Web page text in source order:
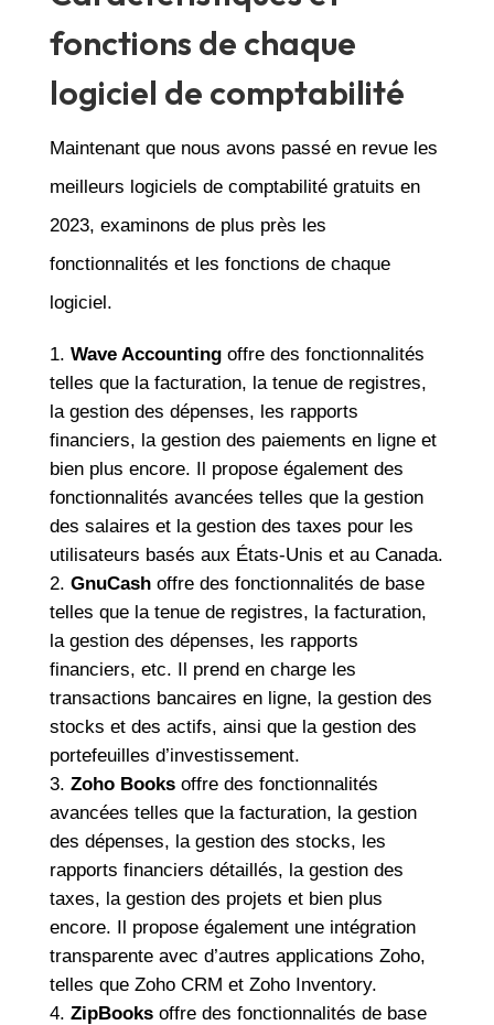
fonctions de chaque
logiciel de comptabilité
Maintenant que nous avons passé en revue les
meilleurs logiciels de comptabilité gratuits en
2023, examinons de plus près les
fonctionnalités et les fonctions de chaque
logiciel.
Wave Accountingoffre des fonctionnalités
telles que la facturation, la tenue de registres,
la gestion des dépenses, les rapports
financiers, la gestion des paiements en ligne et
bien plus encore. Il propose également des
fonctionnalités avancées telles que la gestion
des salaires et la gestion des taxes pour les
utilisateurs basés aux États-Unis et au Canada.
GnuCashoffre des fonctionnalités de base
telles que la tenue de registres, la facturation,
la gestion des dépenses, les rapports
financiers, etc. Il prend en charge les
transactions bancaires en ligne, la gestion des
stocks et des actifs, ainsi que la gestion des
portefeuilles d’investissement.
Zoho Booksoffre des fonctionnalités
avancées telles que la facturation, la gestion
des dépenses, la gestion des stocks, les
rapports financiers détaillés, la gestion des
taxes, la gestion des projets et bien plus
encore. Il propose également une intégration
transparente avec d’autres applications Zoho,
telles que Zoho CRM et Zoho Inventory.
ZipBooksoffre des fonctionnalités de base